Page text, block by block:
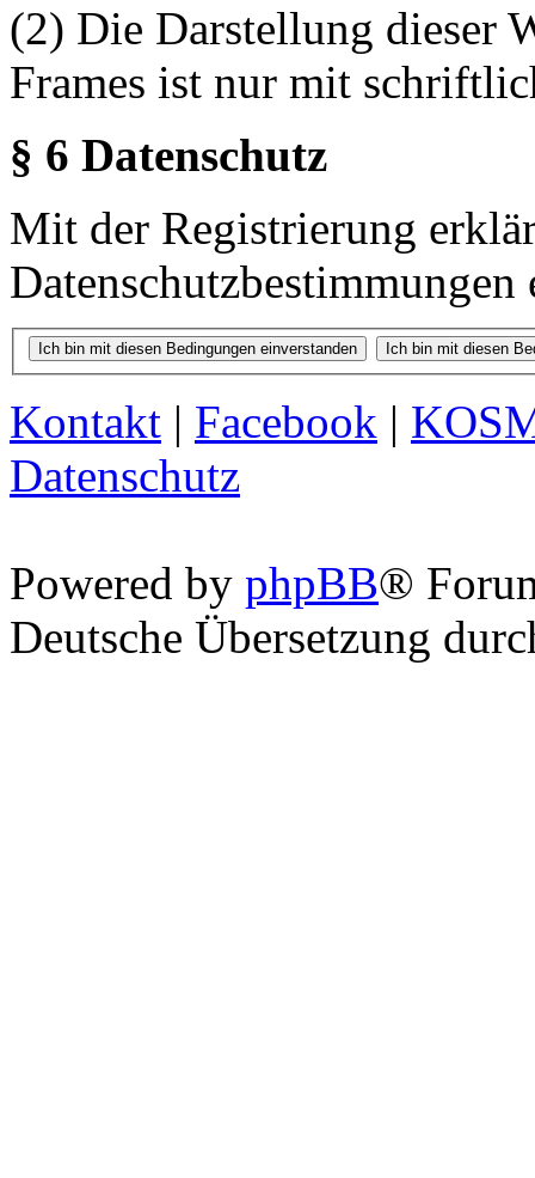
(2) Die Darstellung dieser
Frames ist nur mit
§ 6 Datenschutz
Mit der Registrierung
Datenschutzbestimmungen
Kontakt | Facebook |
Datenschutz
Powered by phpBB®
Deutsche Übersetzung